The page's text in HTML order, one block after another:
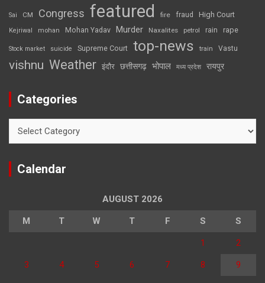
Sai CM Congress featured fire fraud High Court
Kejriwal mohan Mohan Yadav Murder Naxalites petrol rain rape
Stock market suicide Supreme Court top-news train Vastu
vishnu Weather इंदौर छत्तीसगढ़ भोपाल मध्य प्रदेश रायपुर
Categories
Calendar
AUGUST 2026
M T W T F S S
1 2
3 4 5 6 7 8 9